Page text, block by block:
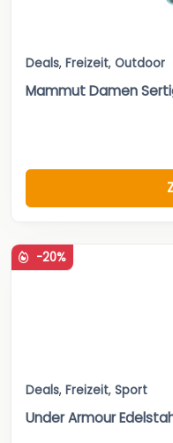
Deals, Freizeit, Outdoor
Mammut Damen
-20%
Deals, Freizeit, Sport
Under Armour